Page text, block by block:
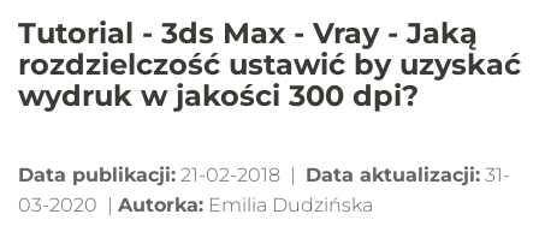
Tutorial - 3ds Max - Vray - Jaką
rozdzielczość ustawić by uzyskać
wydruk w jakości 300 dpi?
Data publikacji: 21-02-2018 | Data aktualizacji: 31-
03-2020 | Autorka: Emilia Dudzińska